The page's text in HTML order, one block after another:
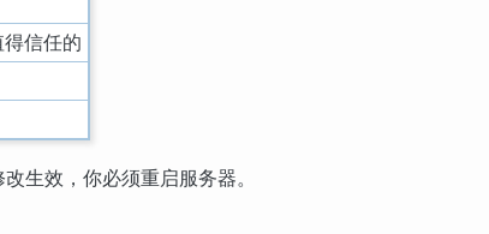
信任的
生效，你必须重启服务器。